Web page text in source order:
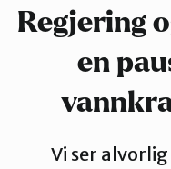
Midt-Troms
Regjering
en
Vi ser alvorlig